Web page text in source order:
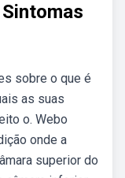
sobre o que é
as suas
o. Webo
onde a
superior do